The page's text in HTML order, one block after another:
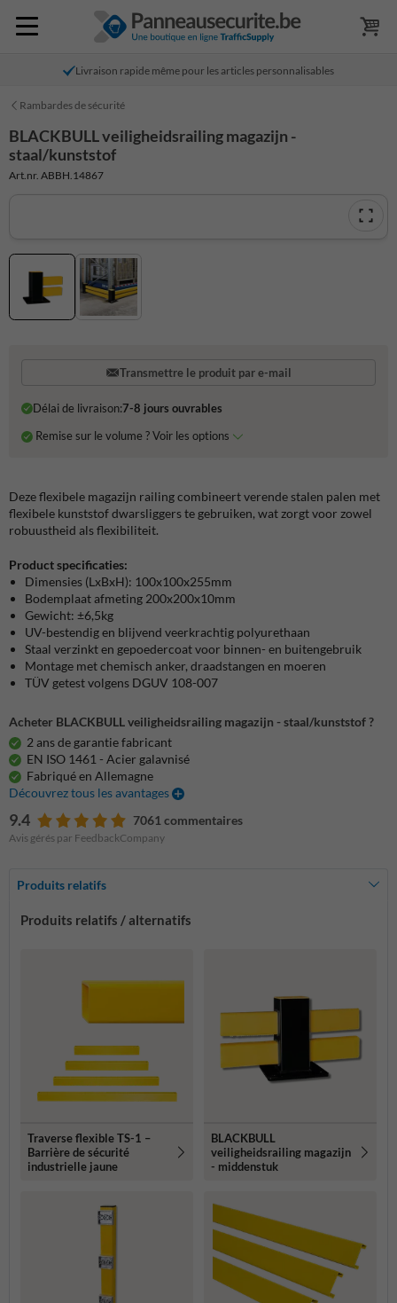
Livraison rapide même pour les articles personnalisables
Rambardes de sécurité
BLACKBULL veiligheidsrailing magazijn -
staal/kunststof
Art.nr. ABBH.14867
Transmettre le produit par e-mail
Délai de livraison:7-8 jours ouvrables
Remise sur le volume ? Voir les options
Deze flexibele magazijn railing combineert verende stalen palen met
flexibele kunststof dwarsliggers te gebruiken, wat zorgt voor zowel
robuustheid als flexibiliteit.
Product specificaties:
Dimensies (LxBxH): 100x100x255mm
Bodemplaat afmeting 200x200x10mm
Gewicht: ±6,5kg
UV-bestendig en blijvend veerkrachtig polyurethaan
Staal verzinkt en gepoedercoat voor binnen- en buitengebruik
Montage met chemisch anker, draadstangen en moeren
TÜV getest volgens DGUV 108-007
Acheter BLACKBULL veiligheidsrailing magazijn - staal/kunststof ?
2 ans de garantie fabricant
EN ISO 1461 - Acier galavnisé
Fabriqué en Allemagne
Découvrez tous les avantages
9.4 7061 commentaires
Avis gérés par FeedbackCompany
Produits relatifs
Produits relatifs / alternatifs
Traverse flexible TS-1 –
Barrière de sécurité
industrielle jaune
BLACKBULL
veiligheidsrailing magazijn
- middenstuk